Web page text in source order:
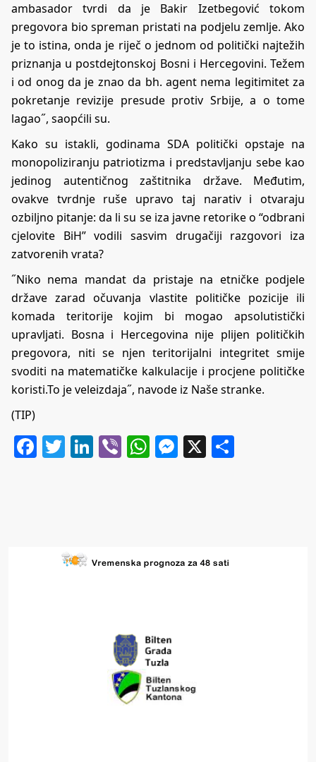
ambasador tvrdi da je Bakir Izetbegović tokom
pregovora bio spreman pristati na podjelu zemlje. Ako
je to istina, onda je riječ o jednom od politički najtežih
priznanja u postdejtonskoj Bosni i Hercegovini. Težem
i od onog da je znao da bh. agent nema legitimitet za
pokretanje revizije presude protiv Srbije, a o tome
lagao˝, saopćili su.
Kako su istakli, godinama SDA politički opstaje na
monopoliziranju patriotizma i predstavljanju sebe kao
jedinog autentičnog zaštitnika države. Međutim,
ovakve tvrdnje ruše upravo taj narativ i otvaraju
ozbiljno pitanje: da li su se iza javne retorike o “odbrani
cjelovite BiH” vodili sasvim drugačiji razgovori iza
zatvorenih vrata?
˝Niko nema mandat da pristaje na etničke podjele
države zarad očuvanja vlastite političke pozicije ili
komada teritorije kojim bi mogao apsolutistički
upravljati. Bosna i Hercegovina nije plijen političkih
pregovora, niti se njen teritorijalni integritet smije
svoditi na matematičke kalkulacije i procjene političke
koristi.To je veleizdaja˝, navode iz Naše stranke.
(TIP)
Facebook
Twitter
LinkedIn
ViberWhatsApp
Messenger
X